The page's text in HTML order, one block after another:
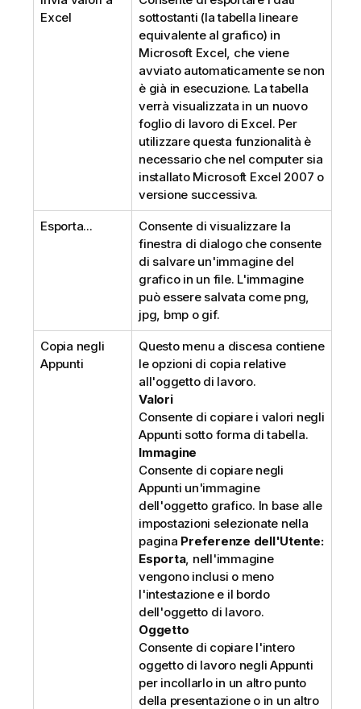
Excel
sottostanti (la tabella lineare
equivalente al grafico) in
Microsoft Excel, che viene
avviato automaticamente se non
è già in esecuzione. La tabella
verrà visualizzata in un nuovo
foglio di lavoro di Excel. Per
utilizzare questa funzionalità è
necessario che nel computer sia
installato Microsoft Excel 2007 o
versione successiva.
Esporta...
Consente di visualizzare la
finestra di dialogo che consente
di salvare un'immagine del
grafico in un file. L'immagine
può essere salvata come png,
jpg, bmp o gif.
Copia negli
Appunti
Questo menu a discesa contiene
le opzioni di copia relative
all'oggetto di lavoro.
Valori
Consente di copiare i valori negli
Appunti sotto forma di tabella.
Immagine
Consente di copiare negli
Appunti un'immagine
dell'oggetto grafico. In base alle
impostazioni selezionate nella
pagina Preferenze dell'Utente:
Esporta, nell'immagine
vengono inclusi o meno
l'intestazione e il bordo
dell'oggetto di lavoro.
Oggetto
Consente di copiare l'intero
oggetto di lavoro negli Appunti
per incollarlo in un altro punto
della presentazione o in un altro